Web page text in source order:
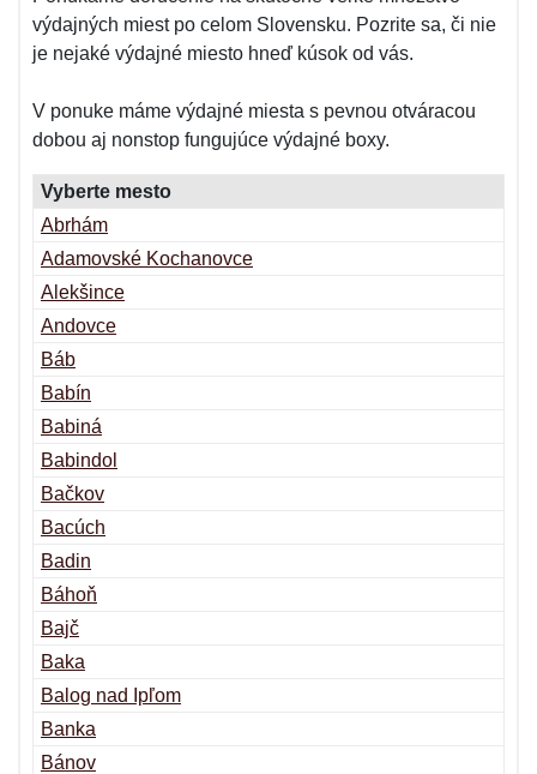
výdajných miest po celom Slovensku. Pozrite sa, či nie
je nejaké výdajné miesto hneď kúsok od vás.
V ponuke máme výdajné miesta s pevnou otváracou
dobou aj nonstop fungujúce výdajné boxy.
Vyberte mesto
Abrhám
Adamovské Kochanovce
Alekšince
Andovce
Báb
Babín
Babiná
Babindol
Bačkov
Bacúch
Badin
Báhoň
Bajč
Baka
Balog nad Ipľom
Banka
Bánov